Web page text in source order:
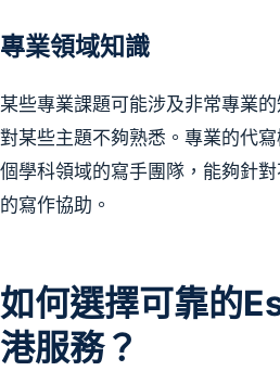
專業領域知識
某些專業課題可能涉及非常專業
對某些主題不夠熟悉。專業的代
個學科領域的寫手團隊，能夠針
的寫作協助。
如何選擇可靠的
港服務？